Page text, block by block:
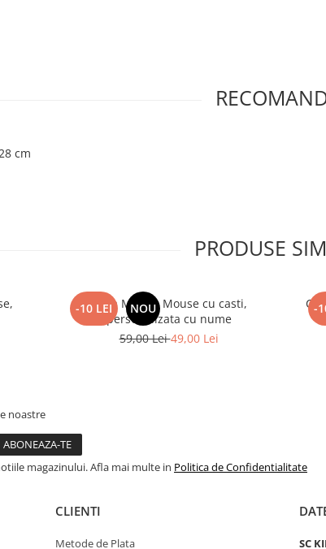
cm
PRODUSE
-10 LEI NOU
Cana Minnie Mouse cu casti,
personalizata cu nume
59,00 Lei49,00 Lei
-
noastre
magazinului. Afla mai multe in Politica de Confidentialitate
CLIENTI
Metode de Plata SC